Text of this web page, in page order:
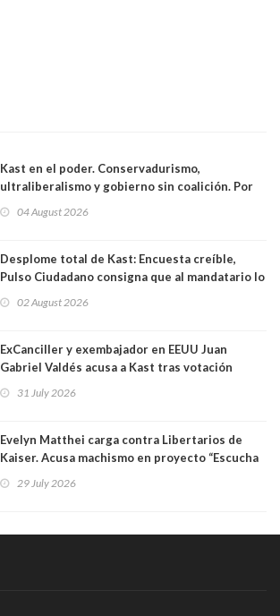
Kast en el poder. Conservadurismo,
ultraliberalismo y gobierno sin coalición. Por
04 August 2026
Desplome total de Kast: Encuesta creíble,
Pulso Ciudadano consigna que al mandatario lo
sacó en primera vuelta. Rechazo es de 58.9% y
64.8%
02 August 2026
ExCanciller y exembajador en EEUU Juan
Gabriel Valdés acusa a Kast tras votación
"Si hay una persona responsable es él"
31 July 2026
Evelyn Matthei carga contra Libertarios de
Kaiser. Acusa machismo en proyecto “Escucha
"¿Cómo puede haber alguien tan enfermo del
29 July 2026